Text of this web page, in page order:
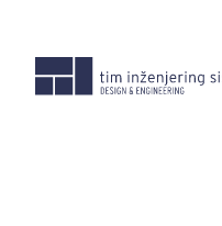
sadržaj